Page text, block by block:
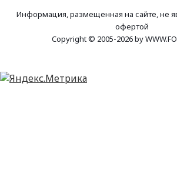
Информация, размещенная на сайте, не
офертой
Copyright © 2005-2026 by